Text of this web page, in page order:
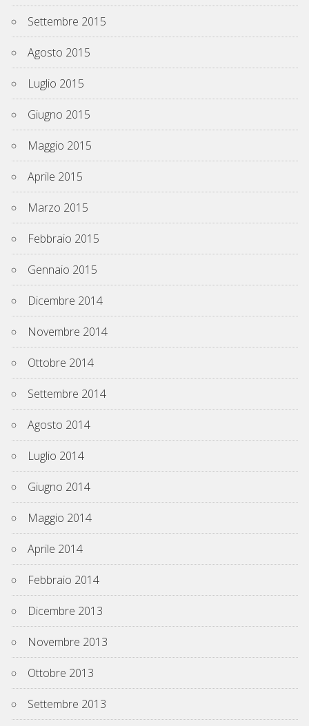
Settembre 2015
Agosto 2015
Luglio 2015
Giugno 2015
Maggio 2015
Aprile 2015
Marzo 2015
Febbraio 2015
Gennaio 2015
Dicembre 2014
Novembre 2014
Ottobre 2014
Settembre 2014
Agosto 2014
Luglio 2014
Giugno 2014
Maggio 2014
Aprile 2014
Febbraio 2014
Dicembre 2013
Novembre 2013
Ottobre 2013
Settembre 2013